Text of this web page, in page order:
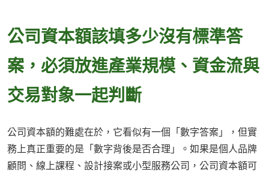
公司資本額該填多少沒有標準答
案，必須放進產業規模、資金流與
交易對象一起判斷
公司資本額的難處在於，它看似有一個「數字答案」，但實
務上真正重要的是「數字背後是否合理」。如果是個人品牌
顧問、線上課程、設計接案或小型服務公司，公司資本額可